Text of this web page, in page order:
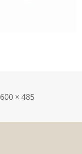
Taille
600 × 485